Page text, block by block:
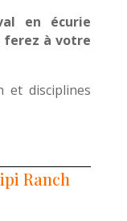
en écurie
ferez à votre
et disciplines
Ranch